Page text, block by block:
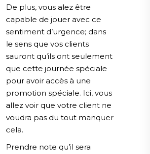
De plus, vous alez être
capable de jouer avec ce
sentiment d’urgence; dans
le sens que vos clients
sauront qu’ils ont seulement
que cette journée spéciale
pour avoir accès à une
promotion spéciale. Ici, vous
allez voir que votre client ne
voudra pas du tout manquer
cela.
Prendre note qu’il sera